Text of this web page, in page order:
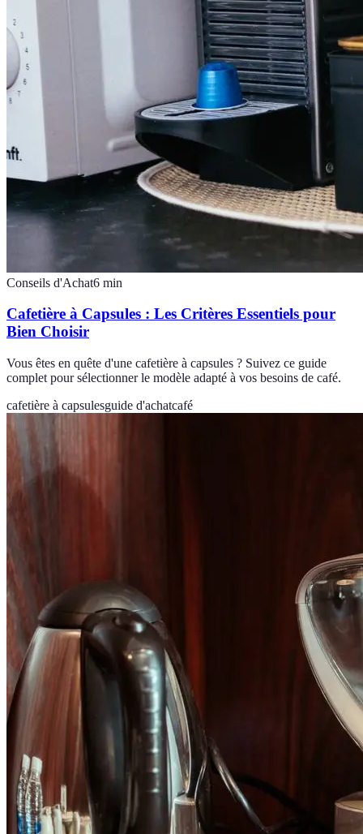
Conseils d'Achat6 min
Cafetière à Capsules : Les Critères Essentiels pour
Bien Choisir
Vous êtes en quête d'une cafetière à capsules ? Suivez ce guide
complet pour sélectionner le modèle adapté à vos besoins de café.
cafetière à capsulesguide d'achatcafé